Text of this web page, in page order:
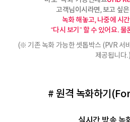
고객님이시라면, 보고 싶
녹화 해놓고, 나중에 시
“다시 보기” 할 수 있어요.
(※ 기존 녹화 가능한 셋톱박스 (PVR 서
제공됩니다.)
# 원격 녹화하기